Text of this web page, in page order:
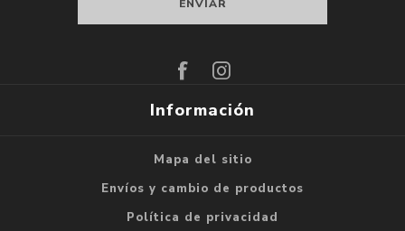
Información
Mapa del sitio
Envíos y cambio de productos
Política de privacidad